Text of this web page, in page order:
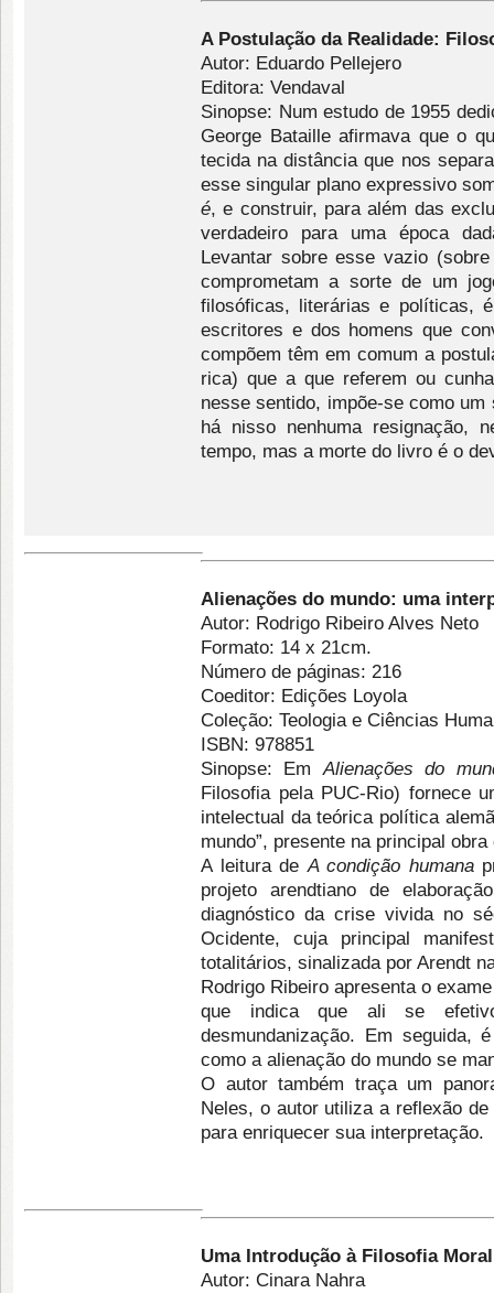
A Postulação da Realidade:
Autor: Eduardo Pellejero
Editora: Vendaval
Sinopse: Num estudo de 1955
George Bataille afirmava que o
tecida na distância que nos
esse singular plano expressivo
é, e construir, para além das
verdadeiro para uma época
Levantar sobre esse vazio
comprometam a sorte de um
filosóficas, literárias e políticas,
escritores e dos homens que
compõem têm em comum a
rica) que a que referem ou
nesse sentido, impõe-se como
há nisso nenhuma resignação,
tempo, mas a morte do livro é o
Alienações do mundo: uma
Autor: Rodrigo Ribeiro Alves Neto
Formato: 14 x 21cm.
Número de páginas: 216
Coeditor: Edições Loyola
Coleção: Teologia e Ciências
ISBN: 978851
Sinopse: Em Alienações do
Filosofia pela PUC-Rio) fornece
intelectual da teórica política
mundo”, presente na principal
A leitura de A condição humana
projeto arendtiano de
diagnóstico da crise vivida no
Ocidente, cuja principal
totalitários, sinalizada por Arendt
Rodrigo Ribeiro apresenta o
que indica que ali se
desmundanização. Em seguida,
como a alienação do mundo se
O autor também traça um
Neles, o autor utiliza a reflexão
para enriquecer sua interpretação.
Uma Introdução à Filosofia
Autor: Cinara Nahra